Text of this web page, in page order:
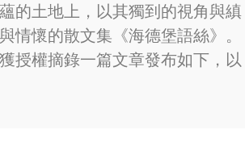
的土地上，以其獨到的視角與縝
情懷的散文集《海德堡語絲》。
授權摘錄一篇文章發布如下，以